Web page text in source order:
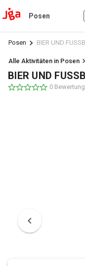
Posen
Posen BIER UND
Alle Aktivitäten in Posen
BIER UND
0